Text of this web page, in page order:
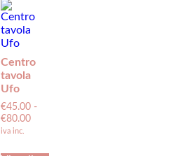
Centro
tavola
Ufo
€45.00 -
€80.00
iva inc.